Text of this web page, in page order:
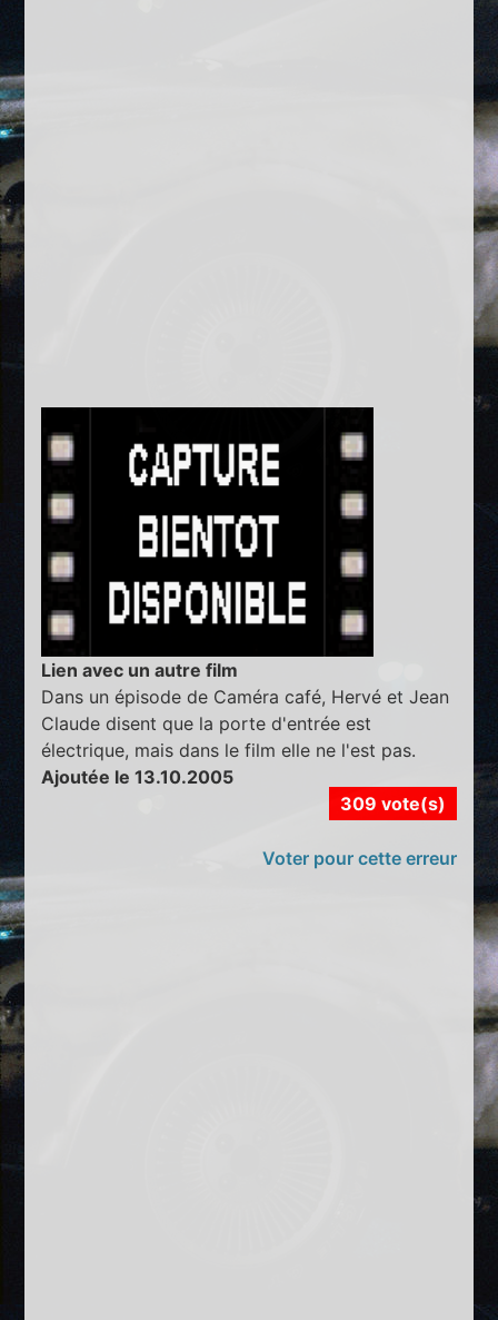
Lien avec un autre film
Dans un épisode de Caméra café, Hervé et Jean
Claude disent que la porte d'entrée est
électrique, mais dans le film elle ne l'est pas.
Ajoutée le 13.10.2005
309 vote(s)
Voter pour cette erreur